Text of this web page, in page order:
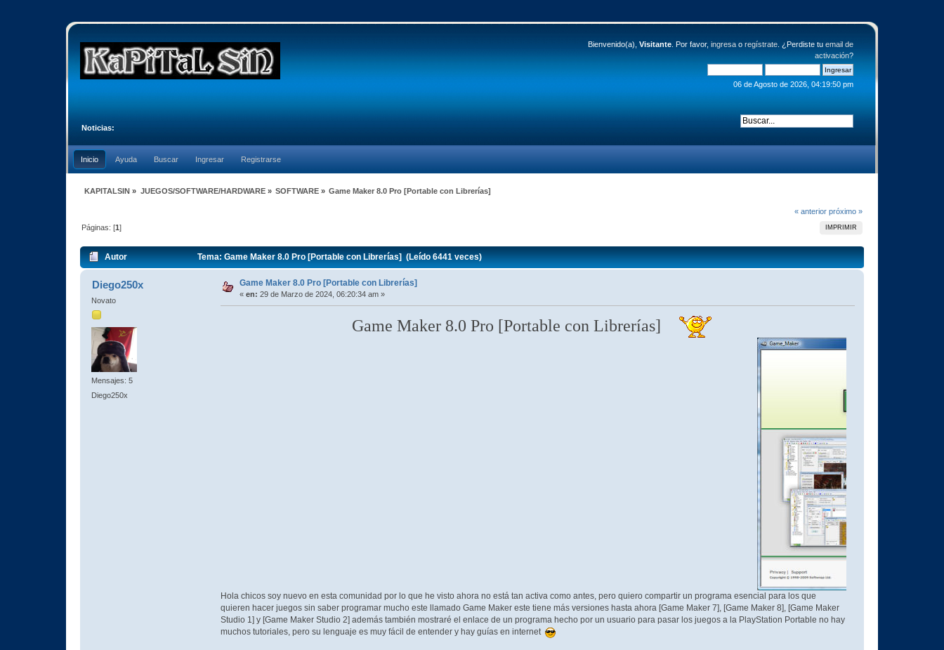
Bienvenido(a), Visitante. Por favor, ingresao regístrate. ¿Perdiste tu email de
activación?
06 de Agosto de 2026, 04:19:50 pm
Noticias:
Inicio Ayuda Buscar Ingresar Registrarse
KAPITALSIN » JUEGOS/SOFTWARE/HARDWARE» SOFTWARE » Game Maker 8.0 Pro [Portable con Librerías]
« anterior próximo »
IMPRIMIR
Páginas: [1]
Autor Tema: Game Maker 8.0 Pro [Portable con Librerías] (Leído 6441 veces)
Diego250x
Novato
Mensajes: 5
Diego250x
Game Maker 8.0 Pro [Portable con Librerías]
«en: 29 de Marzo de 2024, 06:20:34 am »
Game Maker 8.0 Pro [Portable con Librerías]
Hola chicos soy nuevo en esta comunidad por lo que he visto ahora no está tan activa como antes, pero quiero compartir un programa esencial para los que
quieren hacer juegos sin saber programar mucho este llamado Game Maker este tiene más versiones hasta ahora [Game Maker 7], [Game Maker 8], [Game Maker
Studio 1] y [Game Maker Studio 2] además también mostraré el enlace de un programa hecho por un usuario para pasar los juegos a la PlayStation Portable no hay
muchos tutoriales, pero su lenguaje es muy fácil de entender y hay guías en internet